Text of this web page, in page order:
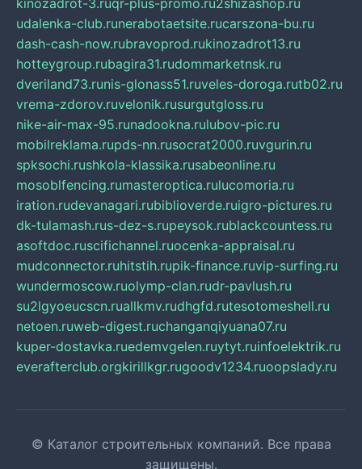
kinozadrot-3.ruqr-plus-promo.ru2shizashop.ru
udalenka-club.runerabotaetsite.rucarszona-bu.ru
dash-cash-now.rubravoprod.rukinozadrot13.ru
hotteygroup.rubagira31.rudommarketnsk.ru
dveriland73.runis-glonass51.ruveles-doroga.rutb02.ru
vrema-zdorov.ruvelonik.rusurgutgloss.ru
nike-air-max-95.runadookna.rulubov-pic.ru
mobilreklama.rupds-nn.rusocrat2000.ruvgurin.ru
spksochi.rushkola-klassika.rusabeonline.ru
mosoblfencing.rumasteroptica.rulucomoria.ru
iration.rudevanagari.rubiblioverde.ruigro-pictures.ru
dk-tulamash.rus-dez-s.rupeysok.rublackcountess.ru
asoftdoc.ruscifichannel.ruocenka-appraisal.ru
mudconnector.ruhitstih.rupik-finance.ruvip-surfing.ru
wundermoscow.ruolymp-clan.rudr-pavlush.ru
su2lgyoeucscn.ruallkmv.rudhgfd.rutesotomeshell.ru
netoen.ruweb-digest.ruchanganqiyuana07.ru
kuper-dostavka.ruedemvgelen.ruytyt.ruinfoelektrik.ru
everafterclub.orgkirillkgr.rugoodv1234.ruoopslady.ru
© Каталог строительных компаний. Все права
защищены.